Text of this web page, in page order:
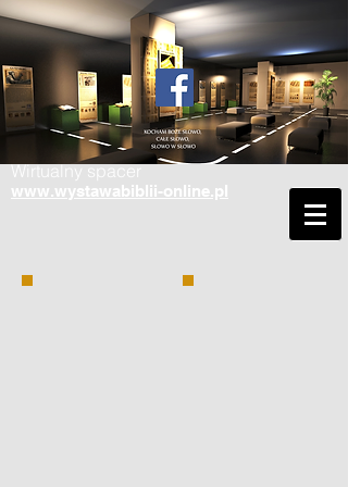
Wirtualny spacer
www.wystawabiblii-online.pl